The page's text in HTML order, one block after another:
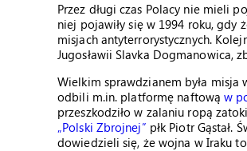
Przez długi czas Polacy nie mieli
niej pojawiły się w 1994 roku, gdy
misjach antyterrorystycznych.
Jugosławii Slavka Dogmanowica,
Wielkim sprawdzianem była misja
odbili m.in. platformę naftowąw
przeszkodziło w zalaniu ropą
„Polski Zbrojnej” płk Piotr Gąstał.
dowiedzieli się, że wojna w Iraku